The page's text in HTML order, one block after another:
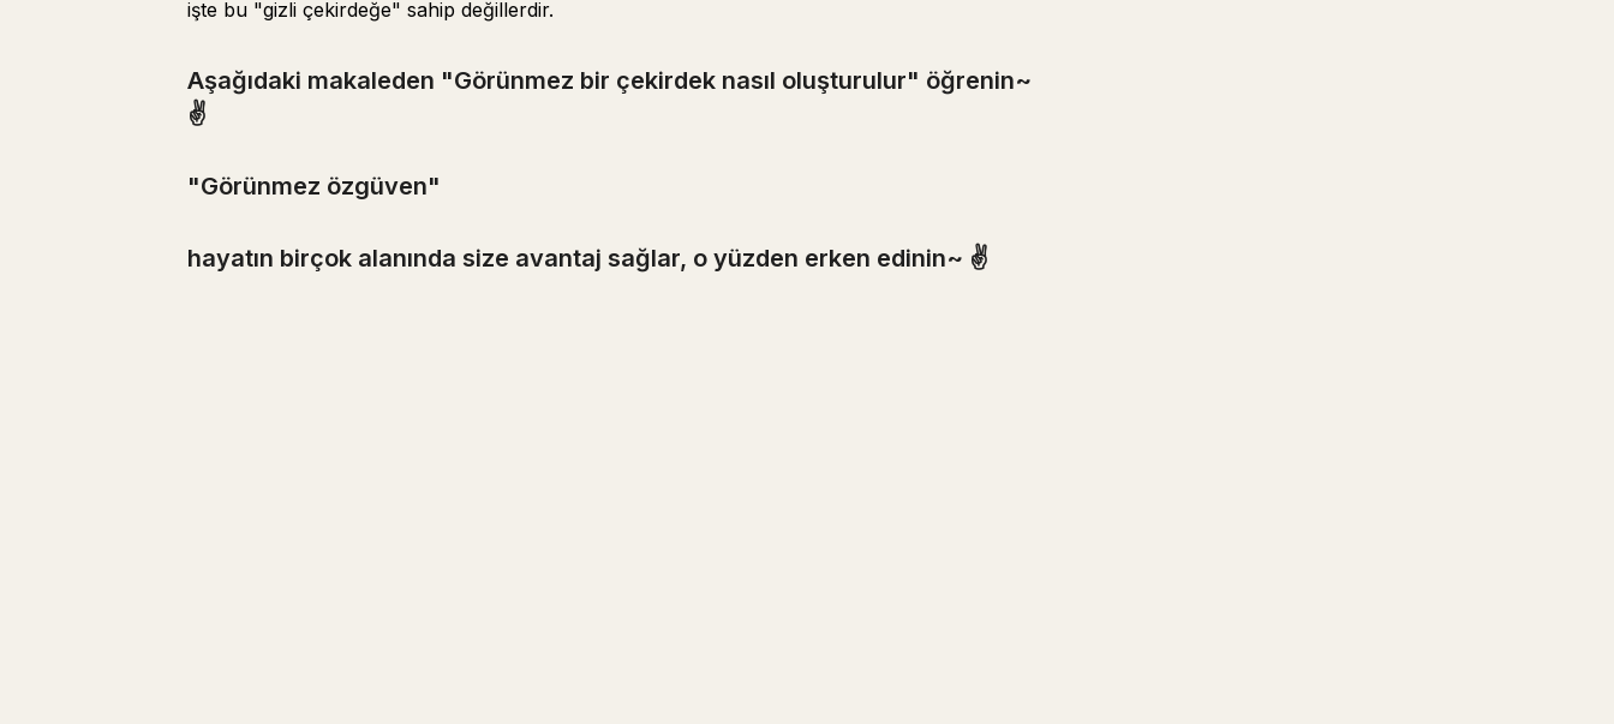
işte bu "gizli çekirdeğe" sahip değillerdir.
Aşağıdaki makaleden "Görünmez bir çekirdek nasıl oluşturulur" öğrenin~
✌️
"Görünmez özgüven"
hayatın birçok alanında size avantaj sağlar, o yüzden erken edinin~ ✌️